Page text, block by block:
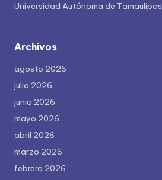
Universidad Autónoma de Tamaulipas
Archivos
agosto 2026
julio 2026
junio 2026
mayo 2026
abril 2026
marzo 2026
febrero 2026